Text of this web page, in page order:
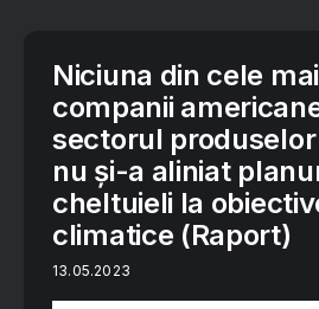
Niciuna din cele
companii
sectorul
nu și-a aliniat
cheltuieli la
climatice (Raport)
13.05.2023